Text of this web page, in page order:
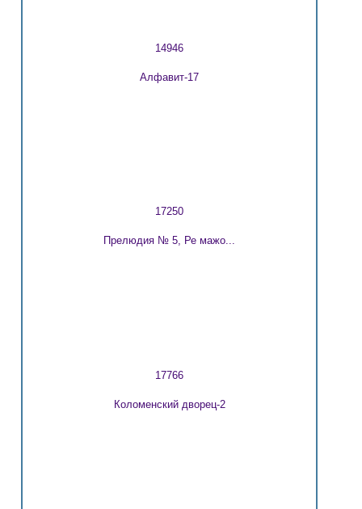
14946
Алфавит-17
17250
Прелюдия № 5, Ре мажо...
17766
Коломенский дворец-2